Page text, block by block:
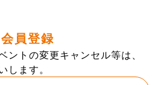
会員登録
ントの変更キャンセル等は、
します。